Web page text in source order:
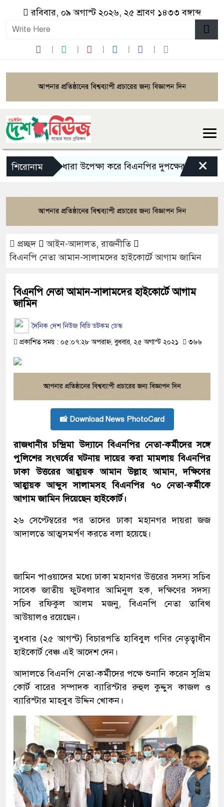
রবিবার, ০৯ অগাস্ট ২০২৬, ২৫ শ্রাবণ ১৪৩৩ বঙ্গাব্দ
শিরোনাম১৪৪ ধারা উপেক্ষা করে বিএনপির দুপক্ষের মিছিল-সমাবেশ
×
প্রচ্ছদ আইন-আদালত,রাজনীতি
বিএনপি নেতা আমান-সালামদের হাইকোর্টে আগাম জামিন
বিএনপি নেতা আমান-সালামদের হাইকোর্টে আগাম
জামিন
দৈনিক দেশ নিউজ বিডি ডটকম ডেস্ক
প্রকাশিত সময় : ০৫:০৭:২৮ অপরাহ্ন, বুধবার, ২৫ অগাস্ট ২০২১
৩৬৬
📸 Download News PhotoCard
রাজধানীর চন্দ্রিমা উদ্যানে বিএনপির নেতা-কর্মীদের সঙ্গে
পুলিশের সংঘর্ষের ঘটনায় দায়ের করা মামলায় বিএনপির
ঢাকা উত্তরের আহ্বায়ক আমান উল্লাহ আমান, দক্ষিণের
আহ্বায়ক আব্দুস সালামসহ বিএনপির ৭০ নেতা-কর্মীকে
আগাম জামিন দিয়েছেন হাইকোর্ট।
২৬ সেপ্টেম্বরের পর তাদের ঢাকা মহানগর দায়রা জজ
আদালতে আত্মসমর্পণ করতে বলা হয়েছে।
জামিন পাওয়াদের মধ্যে ঢাকা মহানগর উত্তরের সদস্য সচিব
সাবেক জাতীয় ফুটবলার আমিনুল হক, দক্ষিণের সদস্য
সচিব রফিকুল আলম মজনু, বিএনপি নেতা তাবিথ
আউয়ালও রয়েছেন।
বুধবার (২৫ আগস্ট) বিচারপতি হাবিবুল গণির নেতৃত্বাধীন
হাইকোর্ট বেঞ্চ এই আদেশ দেন।
আদালতে বিএনপি নেতা-কর্মীদের পক্ষে শুনানি করেন সুপ্রিম
কোর্ট বারের সম্পাদক ব্যারিস্টার রুহুল কুদ্দুস কাজল ও
ব্যারিস্টার মাহবুব উদ্দিন খোকন।